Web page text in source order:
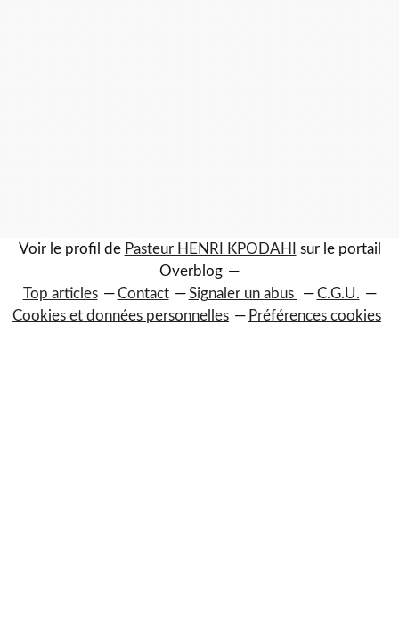
Voir le profil de Pasteur HENRI KPODAHI
sur le portail
Overblog
Top articles
Contact Signaler un abus
C.G.U.
Cookies et données personnelles
Préférences cookies